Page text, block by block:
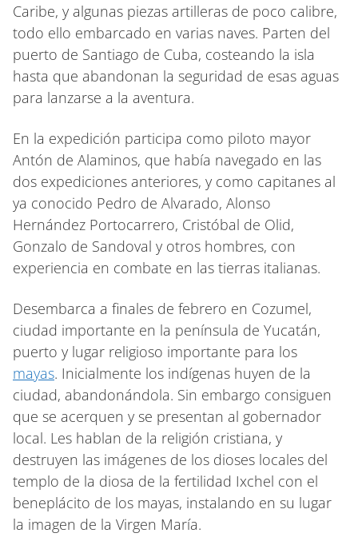
Caribe, y algunas piezas artilleras de poco calibre,
todo ello embarcado en varias naves. Parten del
puerto de Santiago de Cuba, costeando la isla
hasta que abandonan la seguridad de esas aguas
para lanzarse a la aventura.
En la expedición participa como piloto mayor
Antón de Alaminos, que había navegado en las
dos expediciones anteriores, y como capitanes al
ya conocido Pedro de Alvarado, Alonso
Hernández Portocarrero, Cristóbal de Olid,
Gonzalo de Sandoval y otros hombres, con
experiencia en combate en las tierras italianas.
Desembarca a finales de febrero en Cozumel,
ciudad importante en la península de Yucatán,
puerto y lugar religioso importante para los
mayas. Inicialmente los indígenas huyen de la
ciudad, abandonándola. Sin embargo consiguen
que se acerquen y se presentan al gobernador
local. Les hablan de la religión cristiana, y
destruyen las imágenes de los dioses locales del
templo de la diosa de la fertilidad Ixchel con el
beneplácito de los mayas, instalando en su lugar
la imagen de la Virgen María.